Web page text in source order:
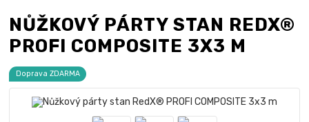
NŮŽKOVÝ PÁRTY STAN REDX®
PROFI COMPOSITE 3X3 M
Doprava ZDARMA